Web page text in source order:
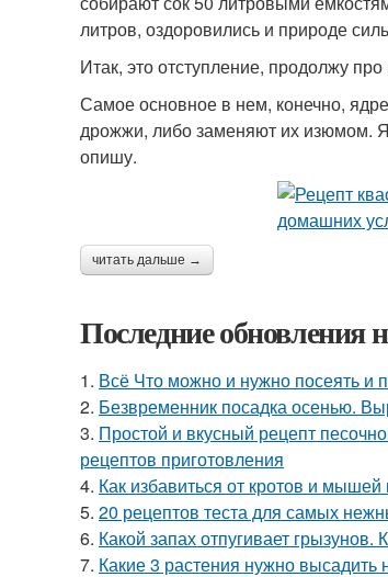
литров, оздоровились и природе
Итак, это отступление, продолжу про
Самое основное в нем, конечно,
дрожжи, либо заменяют их изюмом.
опишу.
читать дальше →
Последние обновления
1. Всё Что можно и нужно посеять и
2. Безвременник посадка осенью.
3. Простой и вкусный рецепт
рецептов приготовления
4. Как избавиться от кротов и
5. 20 рецептов теста для самых
6. Какой запах отпугивает
7. Какие 3 растения нужно высадить